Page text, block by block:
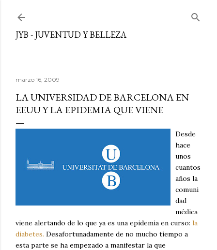
JYB - JUVENTUD Y BELLEZA
marzo 16, 2009
LA UNIVERSIDAD DE BARCELONA EN
EEUU Y LA EPIDEMIA QUE VIENE
Desde
hace
unos
cuantos
años la
comuni
dad
médica
viene alertando de lo que ya es una epidemia en curso: la
diabetes. Desafortunadamente de no mucho tiempo a
esta parte se ha empezado a manifestar la que